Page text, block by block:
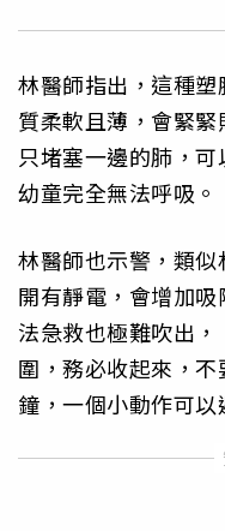
林醫師指出，這種
質柔軟且薄，會緊
只堵塞一邊的肺，
幼童完全無法呼吸。
林醫師也示警，類
開有靜電，會增加
法急救也極難吹出
圍，務必收起來，
鐘，一個小動作可以